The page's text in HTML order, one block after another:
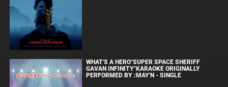
WHAT'S A HERO"SUPER SPACE SHERIFF
GAVAN INFINITY"KARAOKE ORIGINALLY
PERFORMED BY :MAY'N - SINGLE